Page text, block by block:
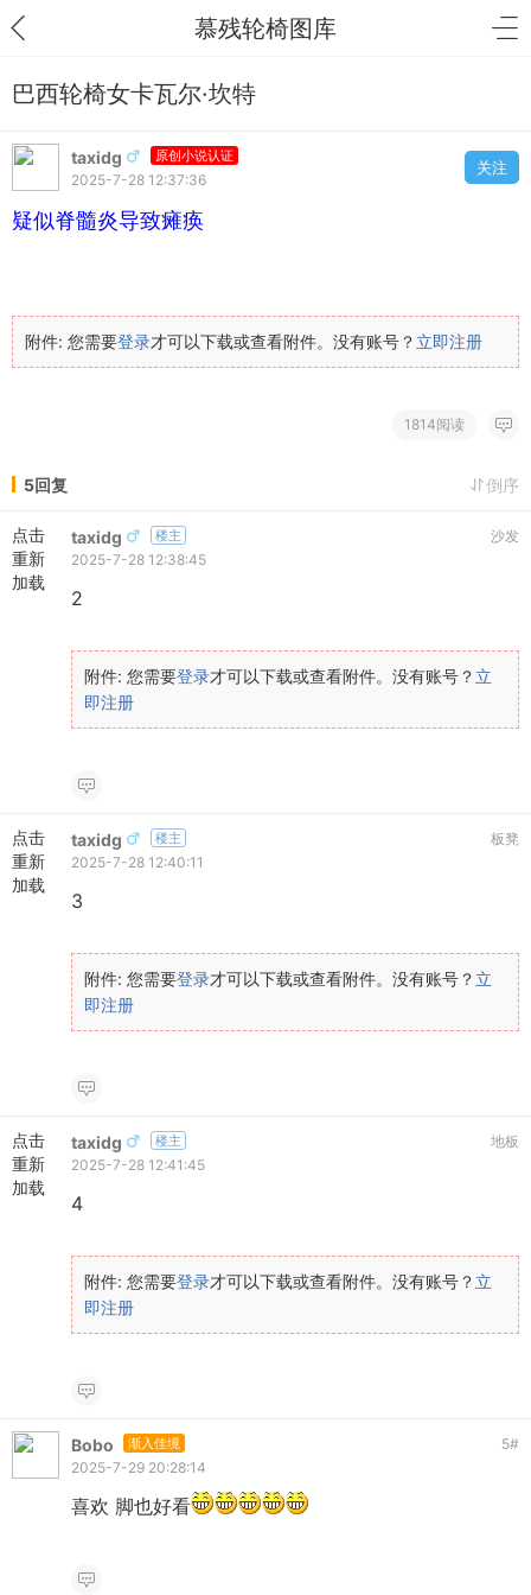
慕残轮椅图库
巴西轮椅女卡瓦尔·坎特
taxidg 原创小说认证
2025-7-28 12:37:36
关注
疑似脊髓炎导致瘫痪
附件: 您需要登录才可以下载或查看附件。没有账号？ 立即注册
1814阅读
5回复 倒序
点击
重新
加载
taxidg 楼主
沙发
2025-7-28 12:38:45
2
附件: 您需要登录才可以下载或查看附件。没有账号？ 立
即注册
点击
重新
加载
taxidg 楼主
板凳
2025-7-28 12:40:11
3
附件: 您需要登录才可以下载或查看附件。没有账号？ 立
即注册
点击
重新
加载
taxidg 楼主
地板
2025-7-28 12:41:45
4
附件: 您需要登录才可以下载或查看附件。没有账号？ 立
即注册
Bobo 渐入佳境 5#
2025-7-29 20:28:14
喜欢 脚也好看